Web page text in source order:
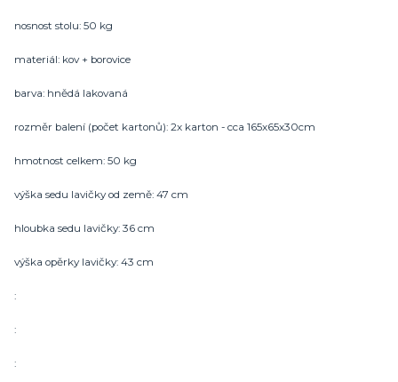
nosnost stolu: 50 kg
materiál: kov + borovice
barva: hnědá lakovaná
rozměr balení (počet kartonů): 2x karton - cca 165x65x30cm
hmotnost celkem: 50 kg
výška sedu lavičky od země: 47 cm
hloubka sedu lavičky: 36 cm
výška opěrky lavičky: 43 cm
:
:
: